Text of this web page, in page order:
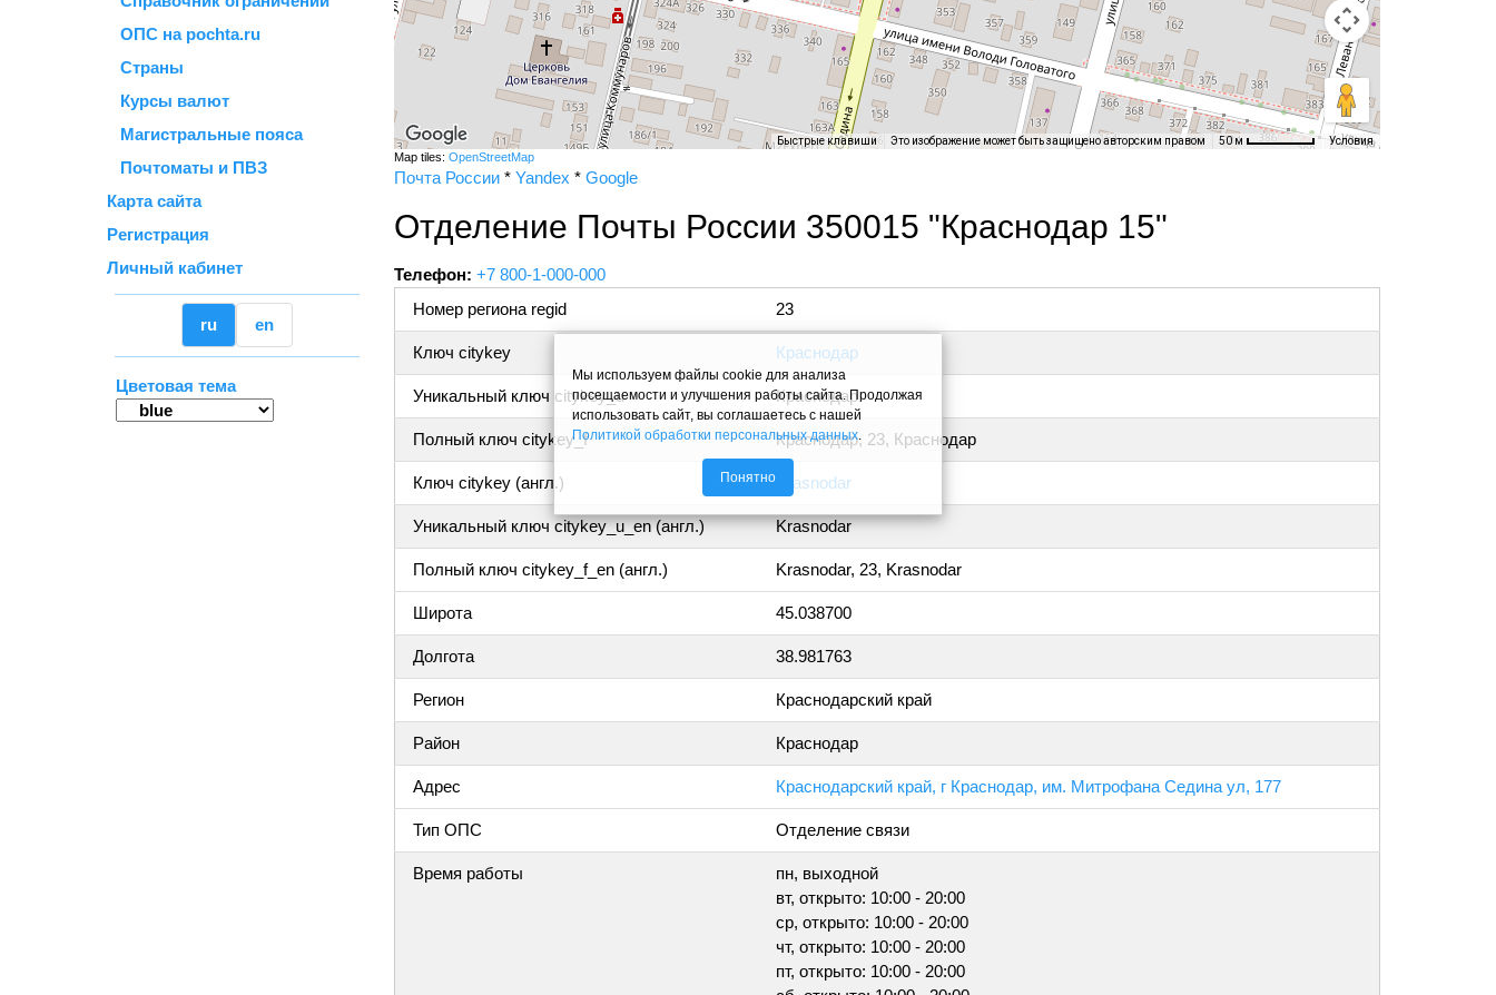
ОПС на pochta.ru
Страны
Курсы валют
Магистральные пояса
Почтоматы и ПВЗ
Карта сайта
Регистрация
Личный кабинет
ru en
Цветовая тема
Быстрые клавиши Это изображение может быть защищено авторским правом 50 м Условия
Map tiles: OpenStreetMap
Почта России * Yandex * Google
Отделение Почты России 350015 "Краснодар 15"
Телефон: +7 800-1-000-000
Номер региона regid
23
Ключ citykey Краснодар
Уникальный ключ citykey_u Краснодар
Полный ключ citykey_f Краснодар, 23, Краснодар
Ключ citykey (англ.) Krasnodar
Уникальный ключ citykey_u_en (англ.) Krasnodar
Полный ключ citykey_f_en (англ.) Krasnodar, 23, Krasnodar
Широта 45.038700
Долгота 38.981763
Регион Краснодарский край
Район Краснодар
Адрес Краснодарский край, г Краснодар, им. Митрофана Седина ул, 177
Тип ОПС Отделение связи
Время работы
пн, выходной
вт, открыто: 10:00 - 20:00
ср, открыто: 10:00 - 20:00
чт, открыто: 10:00 - 20:00
пт, открыто: 10:00 - 20:00
Мы используем файлы cookie для анализа
посещаемости и улучшения работы сайта. Продолжая
использовать сайт, вы соглашаетесь с нашей
Политикой обработки персональных данных.
Понятно